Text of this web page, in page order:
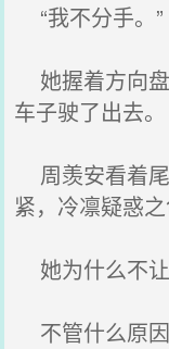
“我不分手。”
她握着方向
车子驶了出去。
周羡安看着
紧，冷凛疑惑之
她为什么不让
不管什么原因